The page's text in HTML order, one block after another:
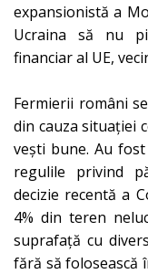
expansionistă a
Ucraina să nu
financiar al UE,
Fermierii români
din cauza situației
vești bune. Au
regulile privind
decizie recentă a
4% din teren
suprafață cu
fără să folosească